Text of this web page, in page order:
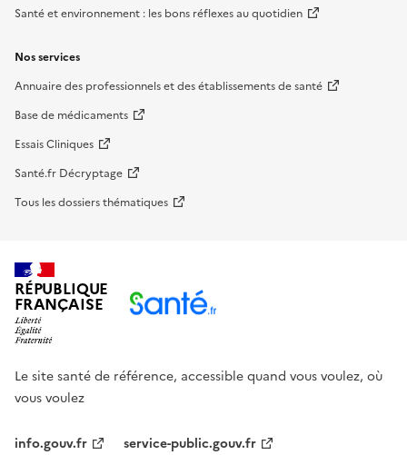
Santé et environnement : les bons réflexes au quotidien
Nos services
Annuaire des professionnels et des établissements de santé
Base de médicaments
Essais Cliniques
Santé.fr Décryptage
Tous les dossiers thématiques
RÉPUBLIQUE
FRANÇAISE
Le site santé de référence, accessible quand vous voulez, où
vous voulez
info.gouv.fr
service-public.gouv.fr